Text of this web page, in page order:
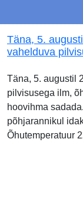
Täna, 5.
vahelduva
Täna, 5. augustil
pilvisusega ilm,
hoovihma
põhjarannikul
Õhutemperatuur